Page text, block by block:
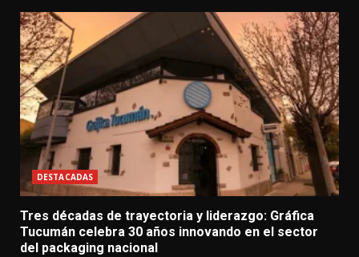
DESTACADAS
Tres décadas de trayectoria y liderazgo: Gráfica
Tucumán celebra 30 años innovando en el sector
del packaging nacional